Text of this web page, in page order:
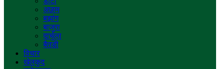
अछाम
बझांग
बाजुरा
दार्चुला
बैतडी
विचार
खेलकुद